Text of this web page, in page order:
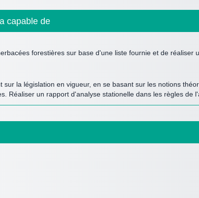
capable de
forestières sur base d'une liste fournie et de réaliser
la législation en vigueur, en se basant sur les notions
Réaliser un rapport d'analyse stationelle dans les règles de